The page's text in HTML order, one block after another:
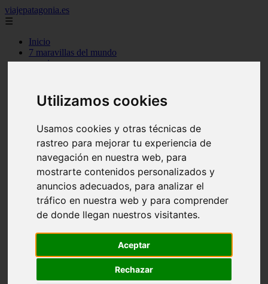
Utilizamos cookies
Usamos cookies y otras técnicas de
rastreo para mejorar tu experiencia de
navegación en nuestra web, para
mostrarte contenidos personalizados y
anuncios adecuados, para analizar el
tráfico en nuestra web y para comprender
de donde llegan nuestros visitantes.
Aceptar
Rechazar
viajepatagonia.es
☰
Inicio
7 maravillas del mundo
america
c buenos aires
c cordoba
c generalidades del pais
c mendoza
c neuquen
c provincias
c rio negro
c tierra de fuego
c tucuman
c zona austral
category
gijon
live